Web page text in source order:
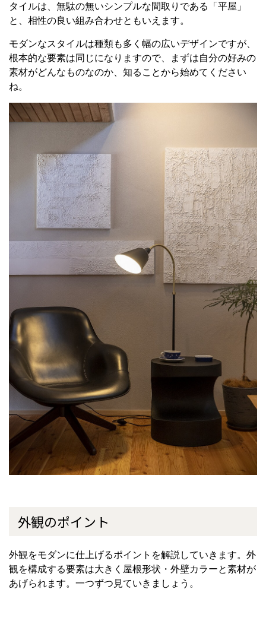
タイルは、無駄の無いシンプルな間取りである「平屋」
と、相性の良い組み合わせともいえます。
モダンなスタイルは種類も多く幅の広いデザインですが、
根本的な要素は同じになりますので、まずは自分の好みの
素材がどんなものなのか、知ることから始めてください
ね。
外観のポイント
外観をモダンに仕上げるポイントを解説していきます。外
観を構成する要素は大きく屋根形状・外壁カラーと素材が
あげられます。一つずつ見ていきましょう。